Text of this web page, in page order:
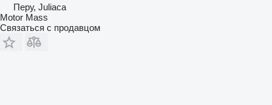
Перу, Juliaca
Motor Mass
Связаться с продавцом